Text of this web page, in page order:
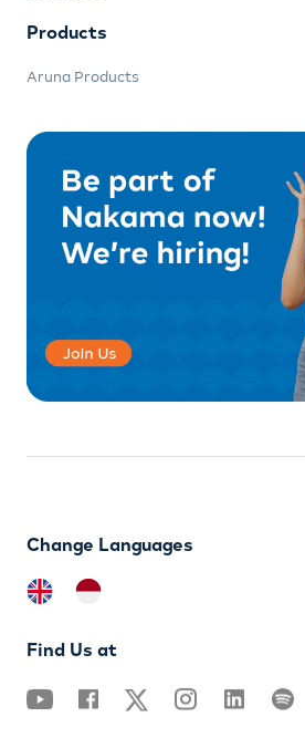
Products
Aruna Products
Change Languages
Find Us at